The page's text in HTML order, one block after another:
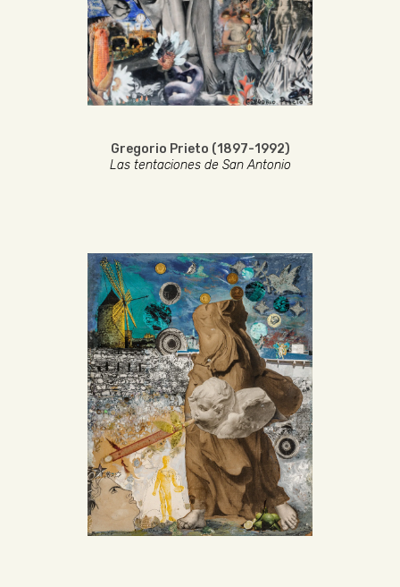
Gregorio Prieto (1897-1992)
Las tentaciones de San Antonio